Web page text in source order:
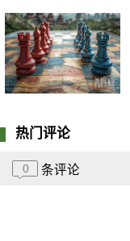
热门评论
0 条评论